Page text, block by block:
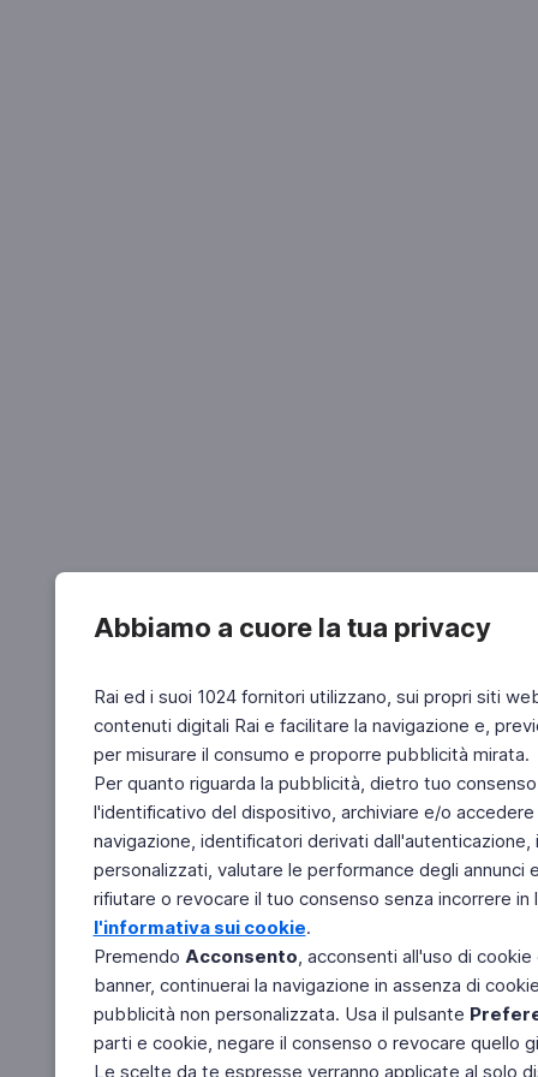
Abbiamo a cuore la tua privacy
Rai ed i suoi 1024 fornitori utilizzano, sui propri siti
contenuti digitali Rai e facilitare la navigazione e,
per misurare il consumo e proporre pubblicità mirata.
Per quanto riguarda la pubblicità, dietro tuo
l'identificativo del dispositivo, archiviare e/o
navigazione, identificatori derivati
personalizzati, valutare le performance degli
rifiutare o revocare il tuo consenso senza incorrere
l'informativa sui cookie.
Premendo Acconsento, acconsenti all'uso di
banner, continuerai la navigazione in assenza di
pubblicità non personalizzata. Usa il pulsante
parti e cookie, negare il consenso o revocare quello
Le scelte da te espresse verranno applicate al solo